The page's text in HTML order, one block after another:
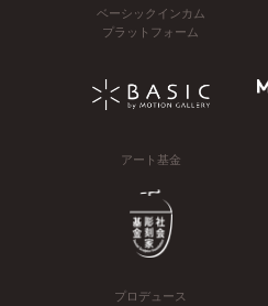
ベーシックインカム
プラットフォーム
アート基金
プロデュース